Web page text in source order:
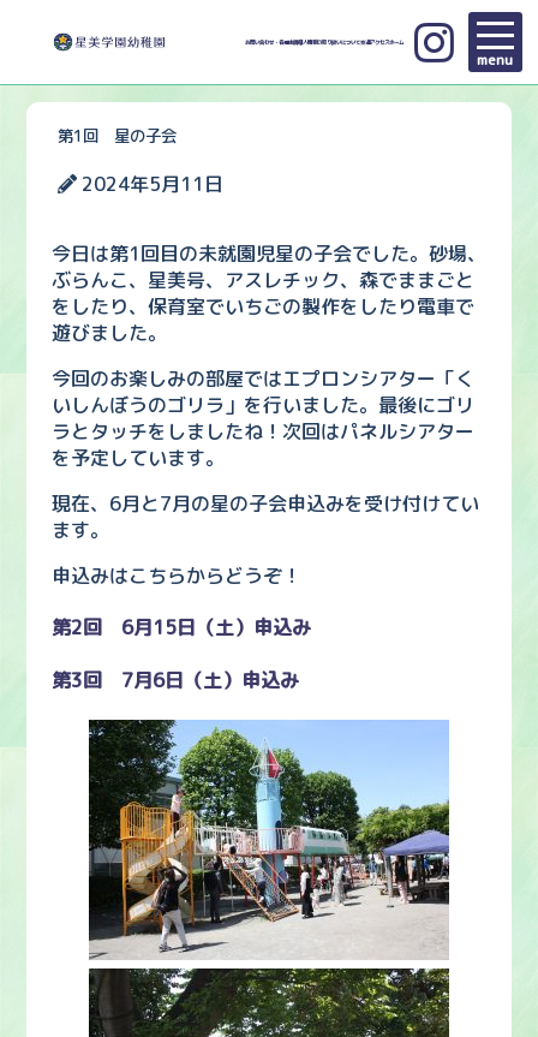
ホーム
交通アクセス
個人情報の取り扱いについて
お問い合わせ・各種申請
menu
第1回 星の子会
2024年5月11日
今日は第1回目の未就園児星の子会でした。砂場、
ぶらんこ、星美号、アスレチック、森でままごと
をしたり、保育室でいちごの製作をしたり電車で
遊びました。
今回のお楽しみの部屋ではエプロンシアター「く
いしんぼうのゴリラ」を行いました。最後にゴリ
ラとタッチをしましたね！次回はパネルシアター
を予定しています。
現在、6月と7月の星の子会申込みを受け付けてい
ます。
申込みはこちらからどうぞ！
第2回 6月15日（土）申込み
第3回 7月6日（土）申込み